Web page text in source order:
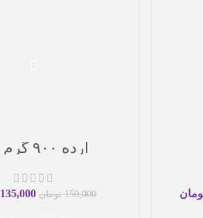
ارده ۹۰۰ گرم دیبا
150,000 تومان 135,000